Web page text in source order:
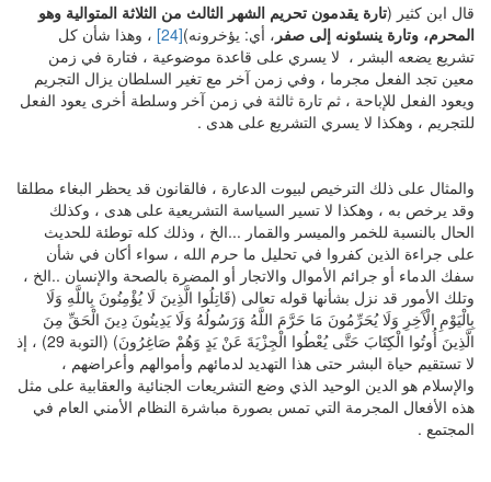
قال ابن كثير (تارة يقدمون تحريم الشهر الثالث من الثلاثة المتوالية وهو
المحرم، وتارة ينسئونه إلى صفر ، أي: يؤخرونه)[24]
، وهذا شأن كل
تشريع يضعه البشر ، لا يسري على قاعدة موضوعية ، فتارة في زمن
معين تجد الفعل مجرما ، وفي زمن آخر مع تغير السلطان يزال التجريم
ويعود الفعل للإباحة ، ثم تارة ثالثة في زمن آخر وسلطة أخرى يعود الفعل
للتجريم ، وهكذا لا يسري التشريع على هدى .
والمثال على ذلك الترخيص لبيوت الدعارة ، فالقانون قد يحظر البغاء مطلقا
وقد يرخص به ، وهكذا لا تسير السياسة التشريعية على هدى ، وكذلك
الحال بالنسبة للخمر والميسر والقمار ...الخ ، وذلك كله توطئة للحديث
على جراءة الذين كفروا في تحليل ما حرم الله ، سواء أكان في شأن
سفك الدماء أو جرائم الأموال والاتجار أو المضرة بالصحة والإنسان ..الخ ،
وتلك الأمور قد نزل بشأنها قوله تعالى (قَاتِلُوا الَّذِينَ لَا يُؤْمِنُونَ بِاللَّهِ وَلَا
بِالْيَوْمِ الْآَخِرِ وَلَا يُحَرِّمُونَ مَا حَرَّمَ اللَّهُ وَرَسُولُهُ وَلَا يَدِينُونَ دِينَ الْحَقِّ مِنَ
الَّذِينَ أُوتُوا الْكِتَابَ حَتَّى يُعْطُوا الْجِزْيَةَ عَنْ يَدٍ وَهُمْ صَاغِرُونَ) (التوبة 29) ، إذ
لا تستقيم حياة البشر حتى هذا التهديد لدمائهم وأموالهم وأعراضهم ،
والإسلام هو الدين الوحيد الذي وضع التشريعات الجنائية والعقابية على مثل
هذه الأفعال المجرمة التي تمس بصورة مباشرة النظام الأمني العام في
المجتمع .